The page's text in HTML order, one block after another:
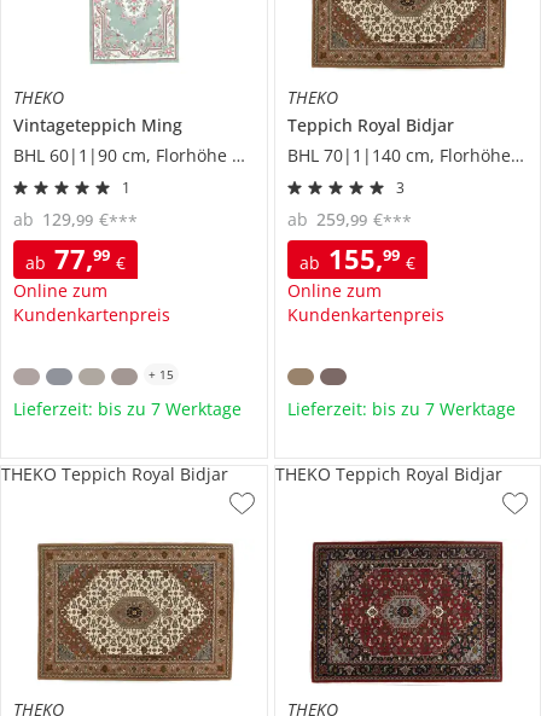
THEKO
Vintageteppich Ming
BHL 60|1|90 cm, Florhöhe 1 cm
1
ab 77,99 €
Online zum
Kundenkartenpreis
ab 129,99 €***
+ 15
Lieferzeit: bis zu 7 Werktage
THEKO
Teppich Royal Bidjar
BHL 70|1|140 cm, Florhöhe 1,2 cm
3
ab 155,99 €
Online zum
Kundenkartenpreis
ab 259,99 €***
Lieferzeit: bis zu 7 Werktage
THEKO
THEKO Teppich Royal Bidjar
THEKO
THEKO Teppich Royal Bidjar